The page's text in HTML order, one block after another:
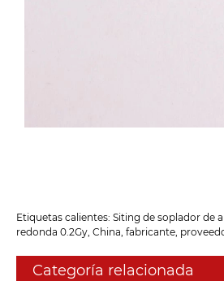
Etiquetas calientes: Siting de soplador de
redonda 0.2Gy, China, fabricante,
Categoría relacionada